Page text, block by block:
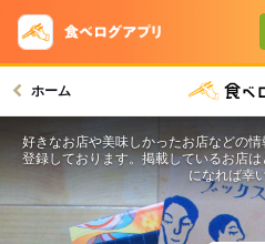
ホーム
好きなお店や美味しかったお店などの
登録しております。掲載しているお店
になれば幸